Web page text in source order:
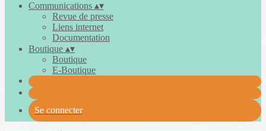
Communications ▴▾
Revue de presse
Liens internet
Documentation
Boutique ▴▾
Boutique
E-Boutique
Se connecter